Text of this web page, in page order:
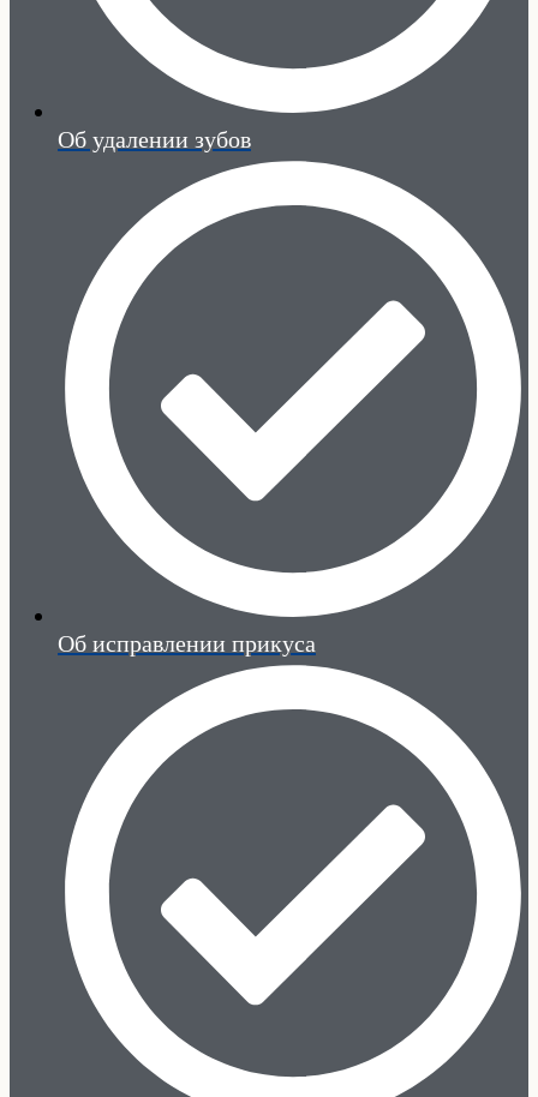
Об удалении зубов
Об исправлении прикуса